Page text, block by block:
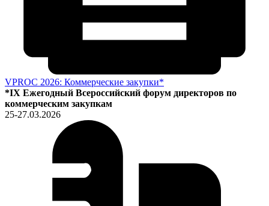
VPROC 2026: Коммерческие закупки*
*IX Ежегодный Всероссийский форум директоров по
коммерческим закупкам
25-27.03.2026